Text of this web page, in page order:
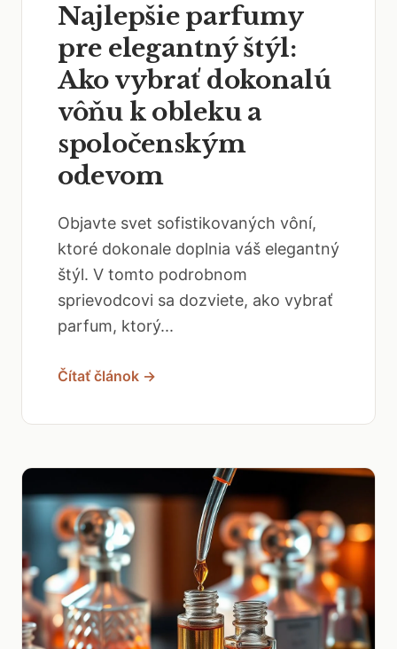
Najlepšie parfumy
pre elegantný štýl:
Ako vybrať dokonalú
vôňu k obleku a
spoločenským
odevom
Objavte svet sofistikovaných vôní,
ktoré dokonale doplnia váš elegantný
štýl. V tomto podrobnom
sprievodcovi sa dozviete, ako vybrať
parfum, ktorý...
Čítať článok →